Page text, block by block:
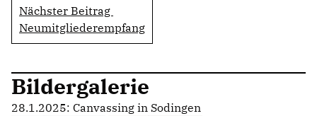
Nächster Beitrag
Neumitgliederempfang
Bildergalerie
28.1.2025: Canvassing in Sodingen